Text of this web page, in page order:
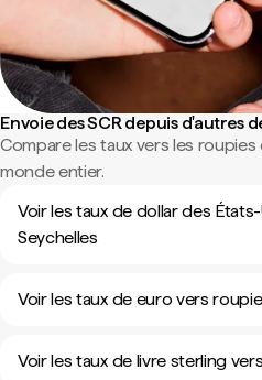
Envoie des SCR depuis d'autres
Compare les taux vers les
monde entier.
Voir les taux de dollar des
Seychelles
Voir les taux de euro vers
Voir les taux de livre sterling